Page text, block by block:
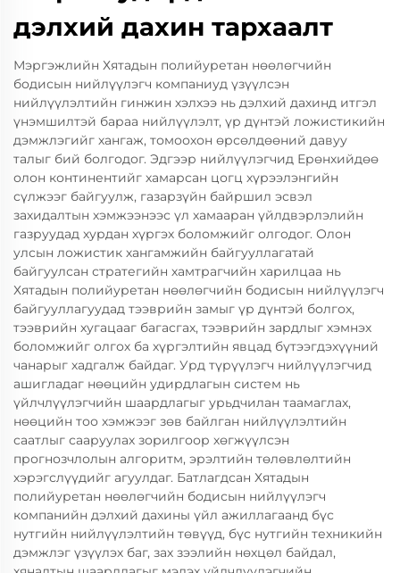
дэлхий дахин тархаалт
Мэргэжлийн Хятадын полийуретан нөөлөгчийн
бодисын нийлүүлэгч компаниуд үзүүлсэн
нийлүүлэлтийн гинжин хэлхээ нь дэлхий дахинд итгэл
үнэмшилтэй бараа нийлүүлэлт, үр дүнтэй ложистикийн
дэмжлэгийг хангаж, томоохон өрсөлдөөний давуу
талыг бий болгодог. Эдгээр нийлүүлэгчид Ерөнхийдөө
олон континентийг хамарсан цогц хүрээлэнгийн
сүлжээг байгуулж, газарзүйн байршил эсвэл
захидалтын хэмжээнээс үл хамааран үйлдвэрлэлийн
газруудад хурдан хүргэх боломжийг олгодог. Олон
улсын ложистик хангамжийн байгууллагатай
байгуулсан стратегийн хамтрагчийн харилцаа нь
Хятадын полийуретан нөөлөгчийн бодисын нийлүүлэгч
байгууллагуудад тээврийн замыг үр дүнтэй болгох,
тээврийн хугацааг багасгах, тээврийн зардлыг хэмнэх
боломжийг олгох ба хүргэлтийн явцад бүтээгдэхүүний
чанарыг хадгалж байдаг. Урд түрүүлэгч нийлүүлэгчид
ашигладаг нөөцийн удирдлагын систем нь
үйлчлүүлэгчийн шаардлагыг урьдчилан таамаглах,
нөөцийн тоо хэмжээг зөв байлган нийлүүлэлтийн
саатлыг сааруулах зорилгоор хөгжүүлсэн
прогнозчлолын алгоритм, эрэлтийн төлөвлөлтийн
хэрэгслүүдийг агуулдаг. Батлагдсан Хятадын
полийуретан нөөлөгчийн бодисын нийлүүлэгч
компанийн дэлхий дахины үйл ажиллагаанд бүс
нутгийн нийлүүлэлтийн төвүүд, бүс нутгийн техникийн
дэмжлэг үзүүлэх баг, зах зээлийн нөхцөл байдал,